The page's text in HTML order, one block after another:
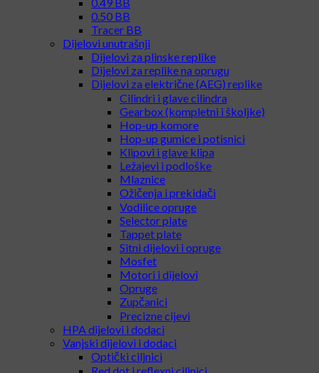
0.50 BB
Tracer BB
Dijelovi unutrašnji
Dijelovi za plinske replike
Dijelovi za replike na oprugu
Dijelovi za električne (AEG) replike
Cilindri i glave cilindra
Gearbox (kompletni i školjke)
Hop-up komore
Hop-up gumice i potisnici
Klipovi i glave klipa
Ležajevi i podloške
Mlaznice
Ožičenja i prekidači
Vodilice opruge
Selector plate
Tappet plate
Sitni dijelovi i opruge
Mosfet
Motori i dijelovi
Opruge
Zupčanici
Precizne cijevi
HPA dijelovi i dodaci
Vanjski dijelovi i dodaci
Optički ciljnici